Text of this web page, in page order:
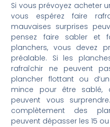
Si vous prévoyez acheter
vous espérez faire
mauvaises surprises
pensez faire sabler et
planchers, vous devez
préalable. Si les
rafraîchir ne peuvent
plancher flottant ou
mince pour être sablé,
peuvent vous
complètement des
peuvent dépasser les 15